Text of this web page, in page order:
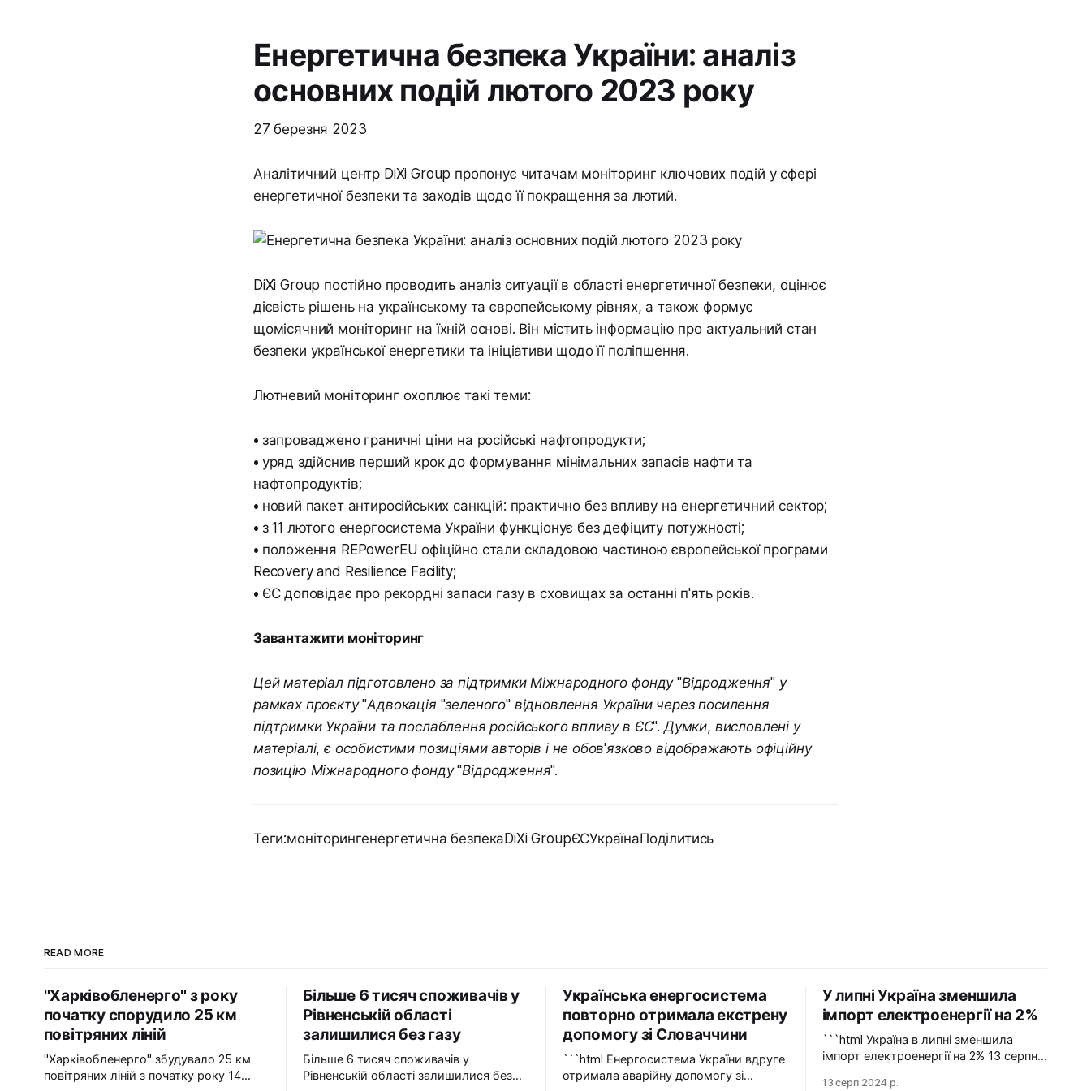
Енергетична безпека України: аналіз
основних подій лютого 2023 року
27 березня 2023
Аналітичний центр DiXi Group пропонує читачам моніторинг ключових подій у сфері
енергетичної безпеки та заходів щодо її покращення за лютий.
DiXi Group постійно проводить аналіз ситуації в області енергетичної безпеки, оцінює
дієвість рішень на українському та європейському рівнях, а також формує
щомісячний моніторинг на їхній основі. Він містить інформацію про актуальний стан
безпеки української енергетики та ініціативи щодо її поліпшення.
Лютневий моніторинг охоплює такі теми:
• запроваджено граничні ціни на російські нафтопродукти;
• уряд здійснив перший крок до формування мінімальних запасів нафти та
нафтопродуктів;
• новий пакет антиросійських санкцій: практично без впливу на енергетичний сектор;
• з 11 лютого енергосистема України функціонує без дефіциту потужності;
• положення REPowerEU офіційно стали складовою частиною європейської програми
Recovery and Resilience Facility;
• ЄС доповідає про рекордні запаси газу в сховищах за останні п'ять років.
Завантажити моніторинг
Цей матеріал підготовлено за підтримки Міжнародного фонду "Відродження" у
рамках проєкту "Адвокація "зеленого" відновлення України через посилення
підтримки України та послаблення російського впливу в ЄС". Думки, висловлені у
матеріалі, є особистими позиціями авторів і не обов'язково відображають офіційну
позицію Міжнародного фонду "Відродження".
Теги:моніторингенергетична безпекаDiXi GroupЄСУкраїнаПоділитись
READ MORE
"Харківобленерго" з року
початку спорудило 25 км
повітряних ліній
"Харківобленерго" збудувало 25 км
повітряних ліній з початку року 14
Більше 6 тисяч споживачів у
Рівненській області
залишилися без газу
Більше 6 тисяч споживачів у
Рівненській області залишилися без
Українська енергосистема
повторно отримала екстрену
допомогу зі Словаччини
```html Енергосистема України вдруге
отримала аварійну допомогу зі
У липні Україна зменшила
імпорт електроенергії на 2%
```html Україна в липні зменшила
імпорт електроенергії на 2% 13 серпня
13 серп 2024 р.